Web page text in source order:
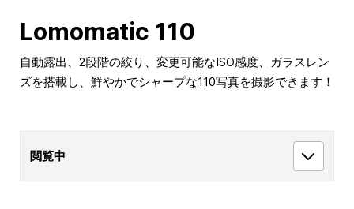
Lomomatic 110
自動露出、2段階の絞り、変更可能なISO感度、ガラスレン
ズを搭載し、鮮やかでシャープな110写真を撮影できます！
閲覧中